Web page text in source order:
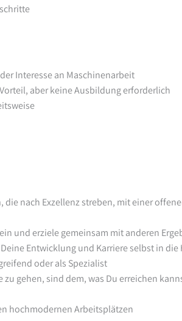
Interesse an Maschinenarbeit
aber keine Ausbildung erforderlich
die nach Exzellenz streben, mit einer
und erziele gemeinsam mit anderen
Entwicklung und Karriere selbst in
oder als Spezialist
gehen, sind dem, was Du erreichen
hochmodernen Arbeitsplätzen